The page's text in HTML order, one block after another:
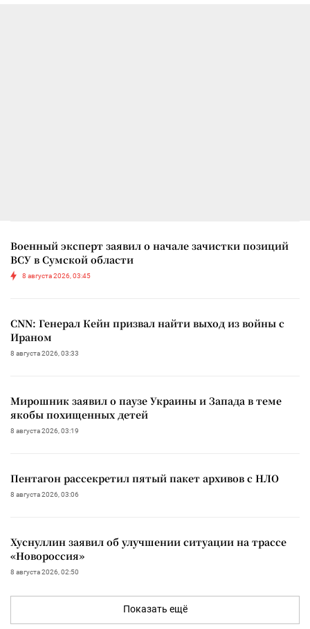
Военный эксперт заявил о начале зачистки позиций
ВСУ в Сумской области
8 августа 2026, 03:45
CNN: Генерал Кейн призвал найти выход из войны с
Ираном
8 августа 2026, 03:33
Мирошник заявил о паузе Украины и Запада в теме
якобы похищенных детей
8 августа 2026, 03:19
Пентагон рассекретил пятый пакет архивов с НЛО
8 августа 2026, 03:06
Хуснуллин заявил об улучшении ситуации на трассе
«Новороссия»
8 августа 2026, 02:50
Показать ещё